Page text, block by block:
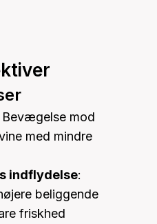
Bevægelse mod
med mindre
indflydelse:
beliggende
friskhed